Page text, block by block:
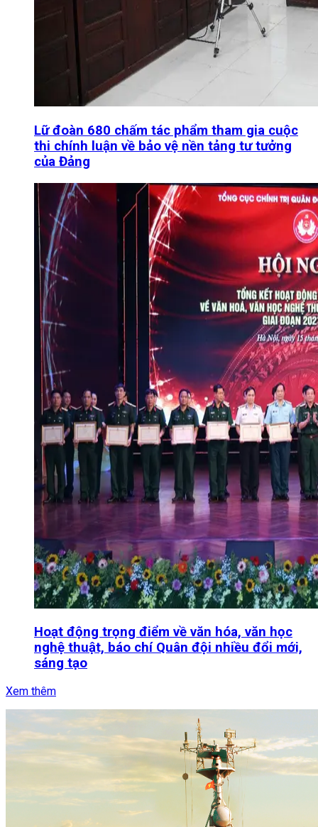
Lữ đoàn 680 chấm tác phẩm tham gia cuộc
thi chính luận về bảo vệ nền tảng tư tưởng
của Đảng
Hoạt động trọng điểm về văn hóa, văn học
nghệ thuật, báo chí Quân đội nhiều đổi mới,
sáng tạo
Xem thêm